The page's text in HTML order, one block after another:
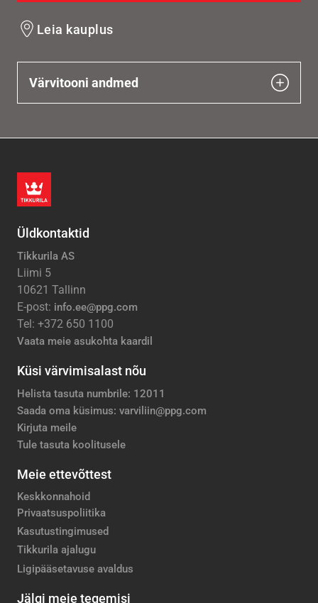
Leia kauplus
Värvitooni andmed
Üldkontaktid
Tikkurila AS
Liimi 5
10621 Tallinn
E-post: info.ee@ppg.com
Tel: +372 650 1100
Vaata meie asukohta kaardil
Küsi värvimisalast nõu
Helista tasuta numbrile: 12011
Saada oma küsimus: varviliin@ppg.com
Kirjuta meile
Tule tasuta koolitusele
Meie ettevõttest
Keskkonnahoid
Privaatsuspoliitika
Kasutustingimused
Tikkurila ajalugu
Ligipääsetavuse avaldus
Jälgi meie tegemisi